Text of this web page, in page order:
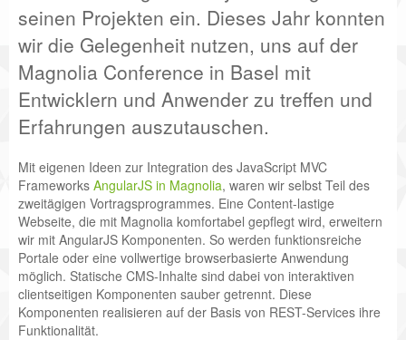
seinen Projekten ein. Dieses Jahr konnten
wir die Gelegenheit nutzen, uns auf der
Magnolia Conference in Basel mit
Entwicklern und Anwender zu treffen und
Erfahrungen auszutauschen.
Mit eigenen Ideen zur Integration des JavaScript MVC
Frameworks AngularJS in Magnolia, waren wir selbst Teil des
zweitägigen Vortragsprogrammes. Eine Content-lastige
Webseite, die mit Magnolia komfortabel gepflegt wird, erweitern
wir mit AngularJS Komponenten. So werden funktionsreiche
Portale oder eine vollwertige browserbasierte Anwendung
möglich. Statische CMS-Inhalte sind dabei von interaktiven
clientseitigen Komponenten sauber getrennt. Diese
Komponenten realisieren auf der Basis von REST-Services ihre
Funktionalität.